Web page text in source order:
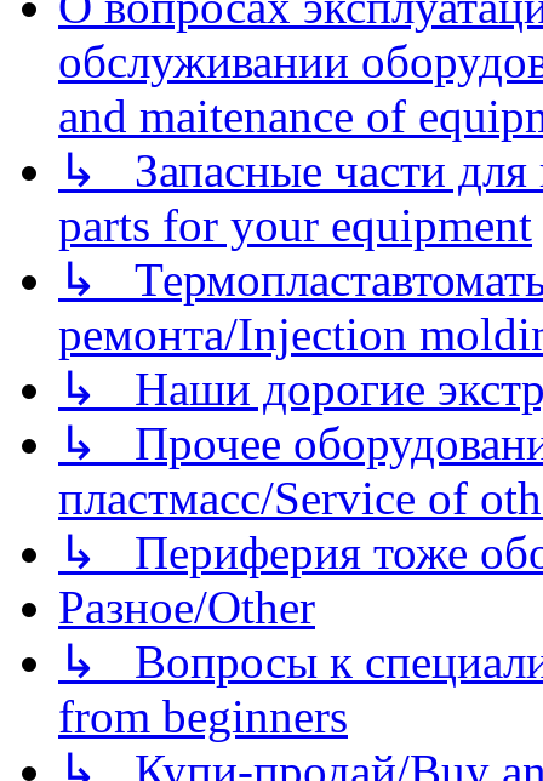
обслуживании
and maitenance of
↳ Запасные части для
parts for your equipment
↳
ремонта/Injection
↳ Наши дорогие
↳ Прочее
пластмасс/Service of
↳ Периферия тоже
Разное/Other
↳ Вопросы к
from beginners
↳ Купи-продай/Buy